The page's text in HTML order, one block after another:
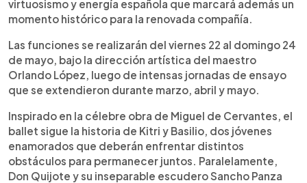
acompañada por las aventuras del famoso
caballero Don Quijote y Sancho Panza. La primera
bailarina Lucía Figueroa destacó que esta obra
representa un gran reto técnico y artístico para la
compañía, que atraviesa una nueva etapa tras la
transformación institucional anunciada en abril.
Las entradas ya están disponibles en Smart Ticket
y canales oficiales del ballet.
virtuosismo y energía española que marcará además un
momento histórico para la renovada compañía.
Las funciones se realizarán del viernes 22 al domingo 24
de mayo, bajo la dirección artística del maestro
Orlando López, luego de intensas jornadas de ensayo
que se extendieron durante marzo, abril y mayo.
Inspirado en la célebre obra de Miguel de Cervantes, el
ballet sigue la historia de Kitri y Basilio, dos jóvenes
enamorados que deberán enfrentar distintos
obstáculos para permanecer juntos. Paralelamente,
Don Quijote y su inseparable escudero Sancho Panza